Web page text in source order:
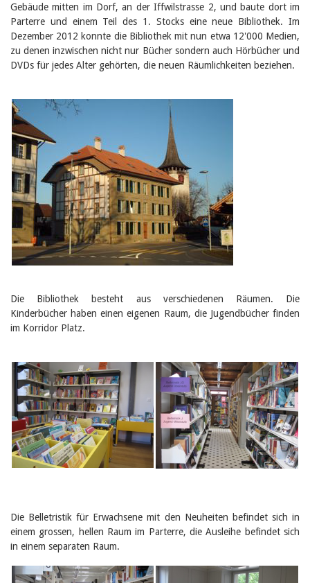
Sandra Dettwyler
Sibylle Birrer
Javier Lopez
Céline Graf
Felicitas Isler
Nicole Rothen
Manuela Nyffeler-Lanker
Alle Autoren
Archiv
Juli 2026
Juni 2026
März 2026
Dezember 2025
November 2025
September 2025
Juli 2025
Juni 2025
2024
2023
2022
2019
2018
2017
2016
2015
2014
2013
2012
Gebäude mitten im Dorf, an der Iffwilstrasse 2, und baute dort im
Parterre und einem Teil des 1. Stocks eine neue Bibliothek. Im
Dezember 2012 konnte die Bibliothek mit nun etwa 12'000 Medien,
zu denen inzwischen nicht nur Bücher sondern auch Hörbücher und
DVDs für jedes Alter gehörten, die neuen Räumlichkeiten beziehen.
Die Bibliothek besteht aus verschiedenen Räumen. Die
Kinderbücher haben einen eigenen Raum, die Jugendbücher finden
im Korridor Platz.
Die Belletristik für Erwachsene mit den Neuheiten befindet sich in
einem grossen, hellen Raum im Parterre, die Ausleihe befindet sich
in einem separaten Raum.